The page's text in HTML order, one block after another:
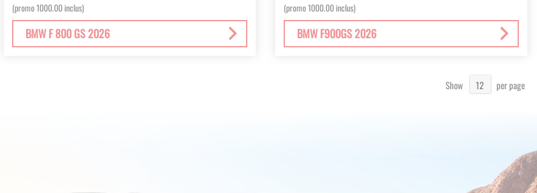
(promo 1000.00 inclus)
BMW F 800 GS 2026
(promo 1000.00 inclus)
BMW F900GS 2026
Show per page